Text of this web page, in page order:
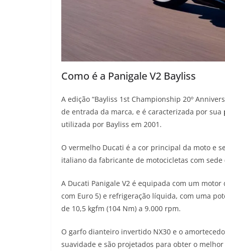
Como é a Panigale V2 Bayliss
A edição “Bayliss 1st Championship 20º
de entrada da marca, e é caracterizada por sua
utilizada por Bayliss em 2001.
O vermelho Ducati é a cor principal da moto e
italiano da fabricante de motocicletas com sede
A Ducati Panigale V2 é equipada com um
com Euro 5) e refrigeração líquida, com uma
de 10,5 kgfm (104 Nm) a 9.000 rpm.
O garfo dianteiro invertido NX30 e o
suavidade e são projetados para obter o